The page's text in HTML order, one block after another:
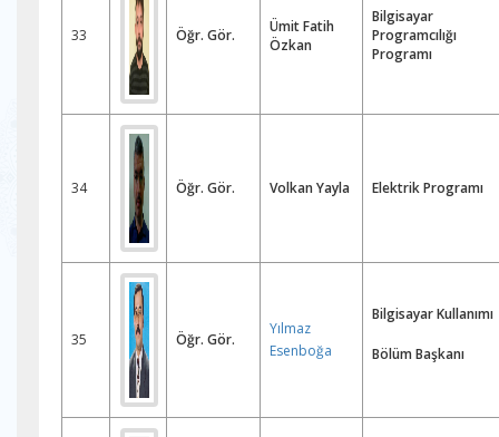
33 Öğr. Gör.
Ümit Fatih
Özkan
Bilgisayar
Programcılığı
Programı
34 Öğr. Gör. Volkan Yayla Elektrik Programı
35 Öğr. Gör.
Yılmaz
Esenboğa
Bilgisayar Kullanımı
Bölüm Başkanı